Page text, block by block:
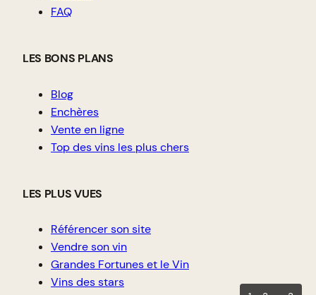
FAQ
LES BONS PLANS
Blog
Enchères
Vente en ligne
Top des vins les plus chers
LES PLUS VUES
Référencer son site
Vendre son vin
Grandes Fortunes et le Vin
Vins des stars